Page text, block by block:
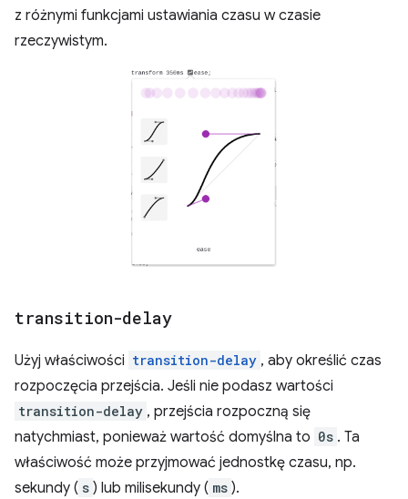
z różnymi funkcjami ustawiania czasu w czasie
rzeczywistym.
transition-delay
Użyj właściwości transition-delay , aby określić czas
rozpoczęcia przejścia. Jeśli nie podasz wartości
transition-delay , przejścia rozpoczną się
natychmiast, ponieważ wartość domyślna to 0s . Ta
właściwość może przyjmować jednostkę czasu, np.
sekundy ( s ) lub milisekundy ( ms ).